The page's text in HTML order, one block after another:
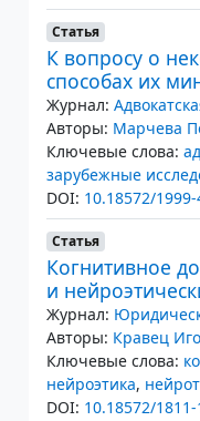
Статья
К вопросу о
способах их
Журнал:
Авторы: Марчева
Ключевые слова:
зарубежные
DOI: 10.18572/
Статья
Когнитивное
и
Журнал:
Авторы: Кравец
Ключевые слова:
нейроэтика,
DOI: 10.18572/